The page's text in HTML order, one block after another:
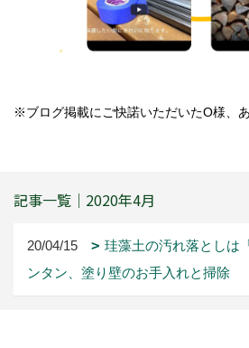
※ブログ掲載にご快諾いただいたO様、
記事一覧｜2020年4月
20/04/15
珪藻土の汚れ落としは
ンタン、塗り壁のお手入れと掃除